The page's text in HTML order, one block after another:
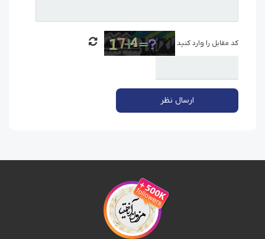
کد مقابل را وارد کنید
ارسال نظر